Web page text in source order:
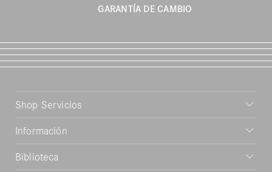
GARANTÍA DE CAMBIO
Shop Servicios
Información
Biblioteca